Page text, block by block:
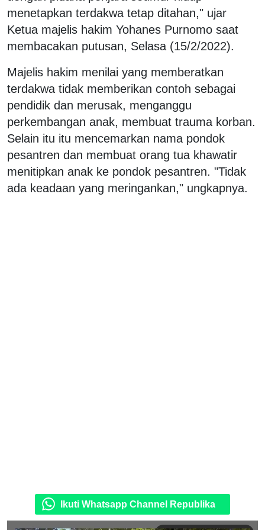
menetapkan terdakwa tetap ditahan," ujar
Ketua majelis hakim Yohanes Purnomo saat
membacakan putusan, Selasa (15/2/2022).
Majelis hakim menilai yang memberatkan
terdakwa tidak memberikan contoh sebagai
pendidik dan merusak, menganggu
perkembangan anak, membuat trauma korban.
Selain itu itu mencemarkan nama pondok
pesantren dan membuat orang tua khawatir
menitipkan anak ke pondok pesantren. "Tidak
ada keadaan yang meringankan," ungkapnya.
Ikuti Whatsapp Channel Republika